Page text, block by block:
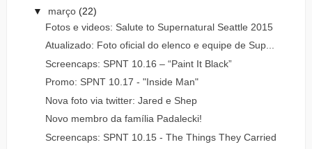
▼ março (22)
Fotos e videos: Salute to Supernatural Seattle 2015
Atualizado: Foto oficial do elenco e equipe de Sup...
Screencaps: SPNT 10.16 – “Paint It Black”
Promo: SPNT 10.17 - "Inside Man"
Nova foto via twitter: Jared e Shep
Novo membro da família Padalecki!
Screencaps: SPNT 10.15 - The Things They Carried